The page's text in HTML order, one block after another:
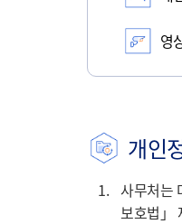
영
개인
1. 사무처는
보호법」